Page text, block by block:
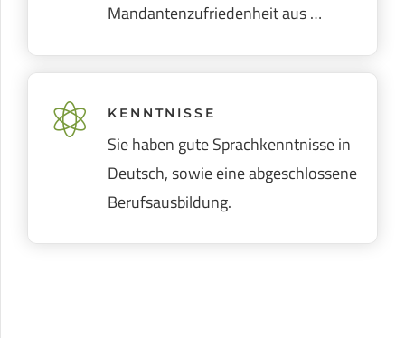
Mandantenzufriedenheit aus …
KENNTNISSE
Sie haben gute Sprachkenntnisse in
Deutsch, sowie eine abgeschlossene
Berufsausbildung.